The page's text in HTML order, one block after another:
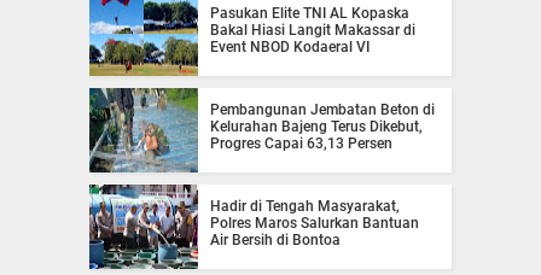
Pasukan Elite TNI AL Kopaska
Bakal Hiasi Langit Makassar di
Event NBOD Kodaeral VI
Pembangunan Jembatan Beton di
Kelurahan Bajeng Terus Dikebut,
Progres Capai 63,13 Persen
Hadir di Tengah Masyarakat,
Polres Maros Salurkan Bantuan
Air Bersih di Bontoa